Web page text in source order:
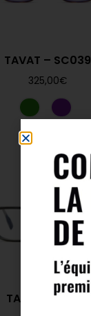
TAVAT – SC039
325,00€
TAVAT – TT501